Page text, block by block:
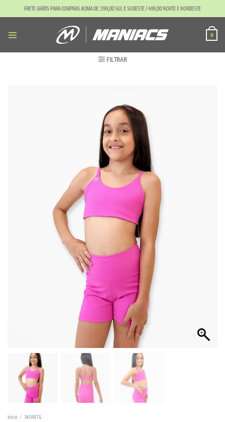
FRETE GRÁTIS PARA COMPRAS ACIMA DE: 399,00 SUL E SUDESTE / 499,00 NORTE E NORDESTE
0
FILTRAR
Início / INFANTIL